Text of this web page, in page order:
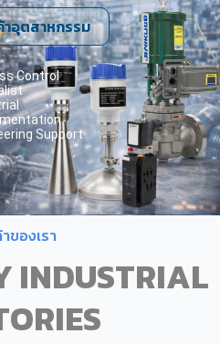
อุตสาหกรรม
Control
Support
ของเรา
INDUSTRIAL